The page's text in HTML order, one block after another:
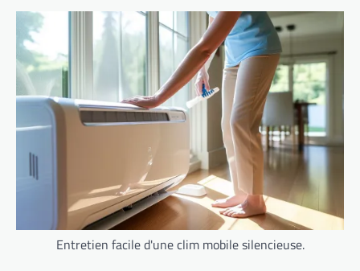
Entretien facile d'une clim mobile silencieuse.